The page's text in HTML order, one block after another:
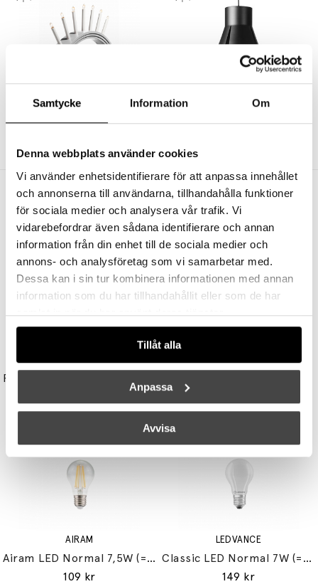
Samtycke Information Om
Denna webbplats använder cookies
Vi använder enhetsidentifierare för att anpassa innehållet
och annonserna till användarna, tillhandahålla funktioner
för sociala medier och analysera vår trafik. Vi
vidarebefordrar även sådana identifierare och annan
information från din enhet till de sociala medier och
annons- och analysföretag som vi samarbetar med.
Dessa kan i sin tur kombinera informationen med annan
information som du har tillhandahållit eller som de har
samlat in när du har använt deras tjänster.
Tillåt alla
Anpassa
Avvisa
BSWEDEN BSWEDEN
Andra köpte även
AIRAM
Airam LED Normal 7,5W (=60W) E27
109 kr
LEDVANCE
Classic LED Normal 7W (=60W) E27
149 kr